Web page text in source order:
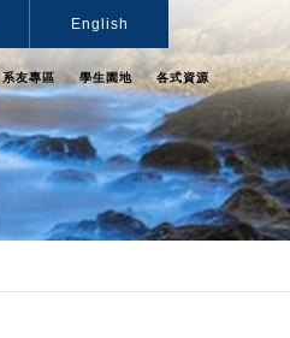
English
系友專區 學生園地 各式資源